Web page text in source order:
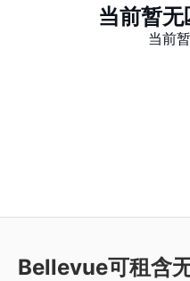
当前暂无
当前
Bellevue可租含